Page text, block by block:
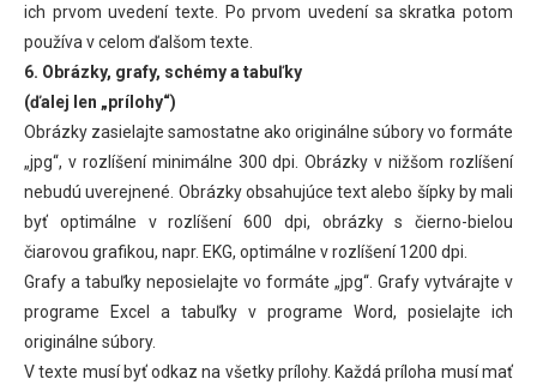
ich prvom uvedení texte. Po prvom uvedení sa skratka potom
používa v celom ďalšom texte.
6. Obrázky, grafy, schémy a tabuľky
(ďalej len „prílohy“)
Obrázky zasielajte samostatne ako originálne súbory vo formáte
„jpg“, v rozlíšení minimálne 300 dpi. Obrázky v nižšom rozlíšení
nebudú uverejnené. Obrázky obsahujúce text alebo šípky by mali
byť optimálne v rozlíšení 600 dpi, obrázky s čierno-bielou
čiarovou grafikou, napr. EKG, optimálne v rozlíšení 1200 dpi.
Grafy a tabuľky neposielajte vo formáte „jpg“. Grafy vytvárajte v
programe Excel a tabuľky v programe Word, posielajte ich
originálne súbory.
V texte musí byť odkaz na všetky prílohy. Každá príloha musí mať